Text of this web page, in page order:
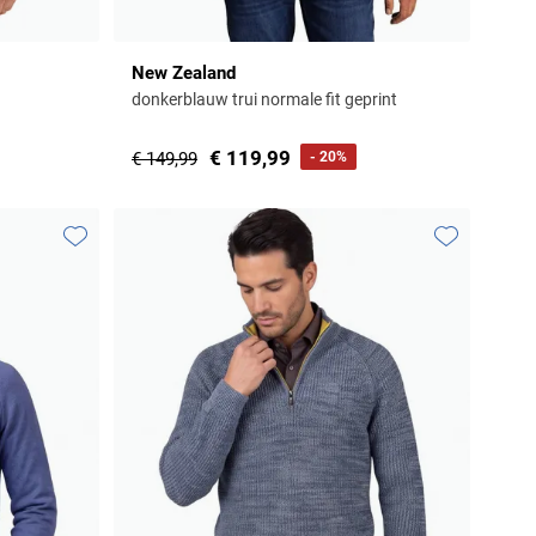
New Zealand
donkerblauw trui normale fit geprint
€ 149,99 € 119,99 - 20%
Toevoegen aan favorieten